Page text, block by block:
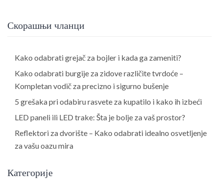
Скорашњи чланци
Kako odabrati grejač za bojler i kada ga zameniti?
Kako odabrati burgije za zidove različite tvrdoće –
Kompletan vodič za precizno i sigurno bušenje
5 grešaka pri odabiru rasvete za kupatilo i kako ih izbeći
LED paneli ili LED trake: Šta je bolje za vaš prostor?
Reflektori za dvorište – Kako odabrati idealno osvetljenje
za vašu oazu mira
Категорије